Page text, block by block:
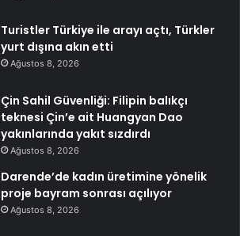
Turistler Türkiye ile arayı açtı, Türkler
yurt dışına akın etti
Ağustos 8, 2026
Çin Sahil Güvenliği: Filipin balıkçı
teknesi Çin’e ait Huangyan Dao
yakınlarında yakıt sızdırdı
Ağustos 8, 2026
Darende’de kadın üretimine yönelik
proje bayram sonrası açılıyor
Ağustos 8, 2026